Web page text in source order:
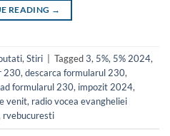
READING →
,Stiri Tagged3, 5%, 5% 2024,
230,descarca formularul 230,
formularul 230, impozit 2024,
venit, radio vocea evangheliei
rvebucuresti